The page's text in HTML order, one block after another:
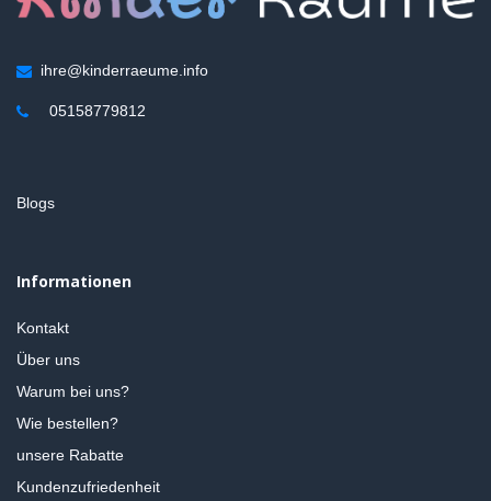
ihre@kinderraeume.info
05158779812
Blogs
Informationen
Kontakt
Über uns
Warum bei uns?
Wie bestellen?
unsere Rabatte
Kundenzufriedenheit